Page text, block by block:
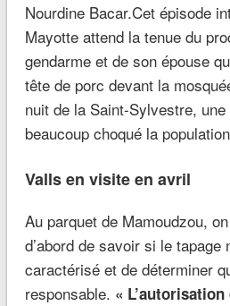
Nourdine Bacar.Cet épisode
Mayotte attend la tenue du
gendarme et de son épouse
tête de porc devant la
nuit de la Saint-Sylvestre,
beaucoup choqué la
Valls en visite en avril
Au parquet de Mamoudzou,
d’abord de savoir si le tapage
caractérisé et de déterminer
responsable. «